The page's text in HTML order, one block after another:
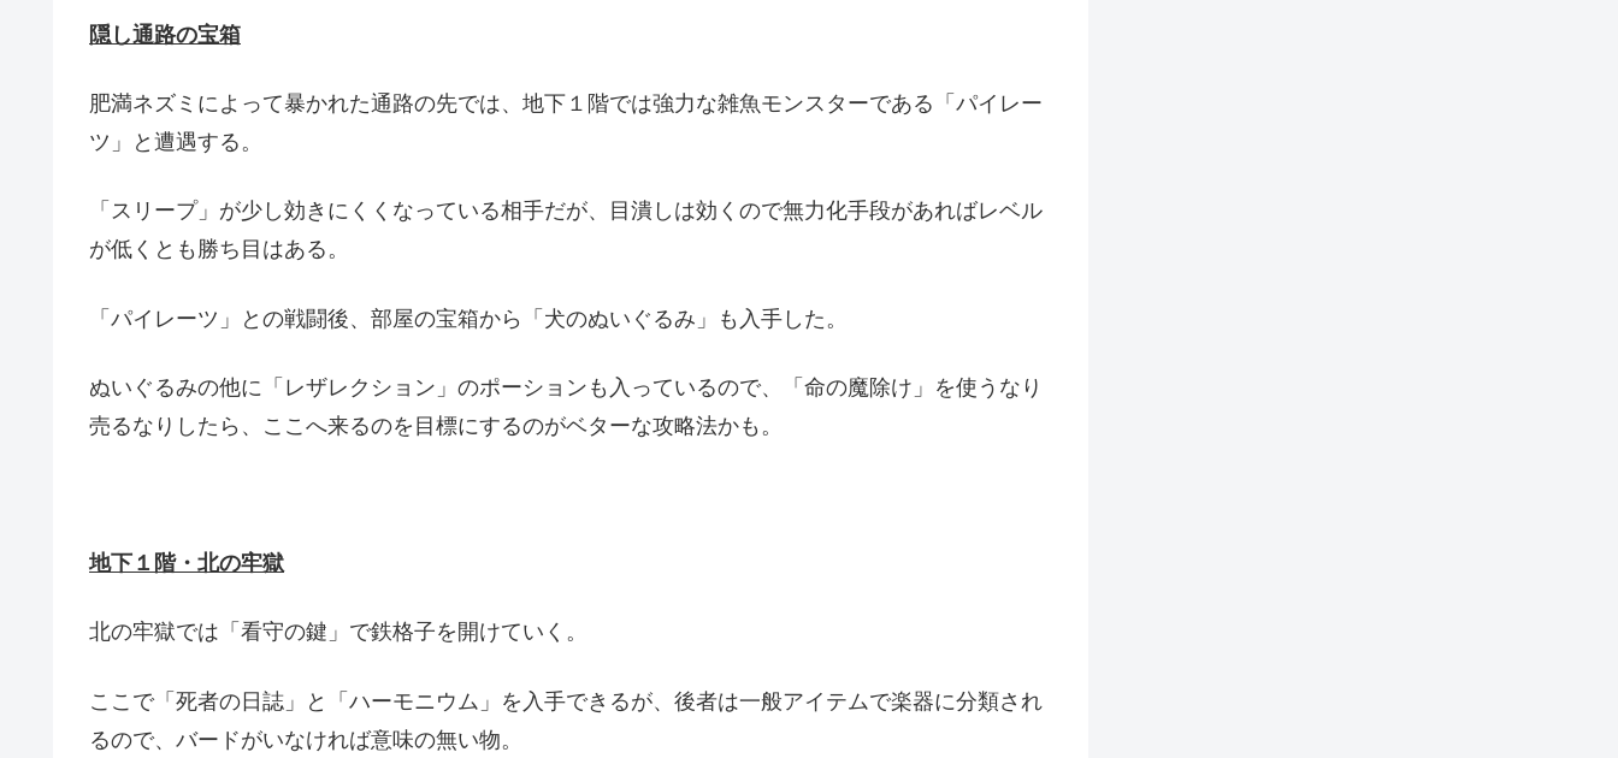
隠し通路の宝箱
肥満ネズミによって暴かれた通路の先では、地下１階では強力な雑魚モンスターである「パイレー
ツ」と遭遇する。
「スリープ」が少し効きにくくなっている相手だが、目潰しは効くので無力化手段があればレベル
が低くとも勝ち目はある。
「パイレーツ」との戦闘後、部屋の宝箱から「犬のぬいぐるみ」も入手した。
ぬいぐるみの他に「レザレクション」のポーションも入っているので、「命の魔除け」を使うなり
売るなりしたら、ここへ来るのを目標にするのがベターな攻略法かも。
地下１階・北の牢獄
北の牢獄では「看守の鍵」で鉄格子を開けていく。
ここで「死者の日誌」と「ハーモニウム」を入手できるが、後者は一般アイテムで楽器に分類され
るので、バードがいなければ意味の無い物。